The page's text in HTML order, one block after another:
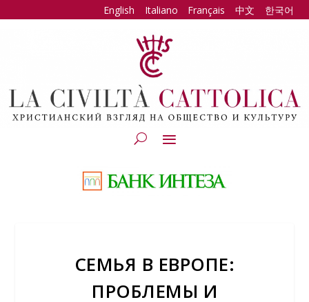
English Italiano Français 中文 한국어
СЕМЬЯ В ЕВРОПЕ:
ПРОБЛЕМЫ И